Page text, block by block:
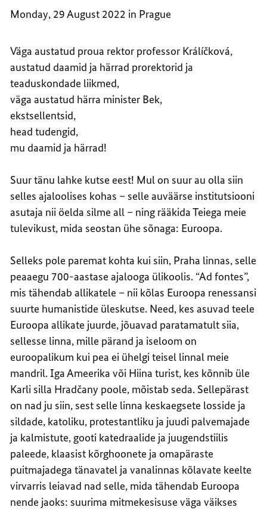
Monday, 29 August 2022 in Prague
Väga austatud proua rektor professor Králíčková,
austatud daamid ja härrad prorektorid ja
teaduskondade liikmed,
väga austatud härra minister Bek,
ekstsellentsid,
head tudengid,
mu daamid ja härrad!
Suur tänu lahke kutse eest! Mul on suur au olla siin
selles ajaloolises kohas – selle auväärse institutsiooni
asutaja nii öelda silme all – ning rääkida Teiega meie
tulevikust, mida seostan ühe sõnaga: Euroopa.
Selleks pole paremat kohta kui siin, Praha linnas, selle
peaaegu 700-aastase ajalooga ülikoolis. “Ad fontes”,
mis tähendab allikatele – nii kõlas Euroopa renessansi
suurte humanistide üleskutse. Need, kes asuvad teele
Euroopa allikate juurde, jõuavad paratamatult siia,
sellesse linna, mille pärand ja iseloom on
euroopalikum kui pea ei ühelgi teisel linnal meie
mandril. Iga Ameerika või Hiina turist, kes kõnnib üle
Karli silla Hradčany poole, mõistab seda. Sellepärast
on nad ju siin, sest selle linna keskaegsete losside ja
sildade, katoliku, protestantliku ja juudi palvemajade
ja kalmistute, gooti katedraalide ja juugendstiilis
paleede, klaasist kõrghoonete ja omapäraste
puitmajadega tänavatel ja vanalinnas kõlavate keelte
virvarris leiavad nad selle, mida tähendab Euroopa
nende jaoks: suurima mitmekesisuse väga väikses